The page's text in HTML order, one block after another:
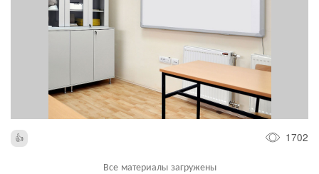
1702
Все материалы загружены